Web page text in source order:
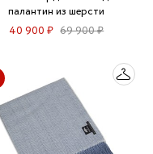
палантин из шерсти
40 900 ₽ 69 900 ₽